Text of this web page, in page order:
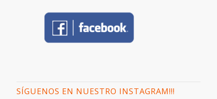
SÍGUENOS EN NUESTRO INSTAGRAM!!!